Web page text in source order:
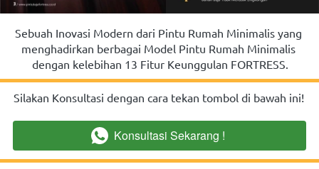
Sebuah Inovasi Modern dari Pintu Rumah Minimalis yang
menghadirkan berbagai Model Pintu Rumah Minimalis
dengan kelebihan 13 Fitur Keunggulan FORTRESS.
Silakan Konsultasi dengan cara tekan tombol di bawah ini!
` Konsultasi Sekarang !